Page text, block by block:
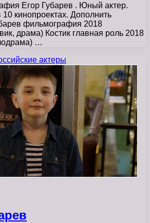
Егор Губарев . Юный актер.
кинопроектах. Дополнить
фильмография 2018
драма) Костик главная роль 2018
…
актеры